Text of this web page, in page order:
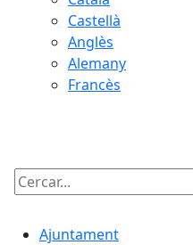
Castellà
Anglès
Alemany
Francès
Cercar:
Ajuntament